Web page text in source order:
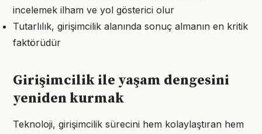
incelemek ilham ve yol gösterici olur
Tutarlılık, girişimcilik alanında sonuç almanın en kritik
faktörüdür
Girişimcilik ile yaşam dengesini
yeniden kurmak
Teknoloji, girişimcilik sürecini hem kolaylaştıran hem